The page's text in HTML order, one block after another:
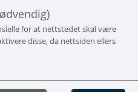
RØD
-
for at nettstedet skal være
disse, da nettsiden ellers